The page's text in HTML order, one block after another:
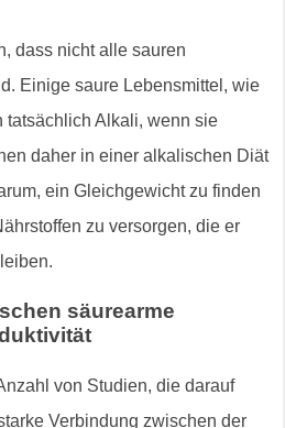
dass nicht alle sauren
Einige saure Lebensmittel, wie
tatsächlich Alkali, wenn sie
daher in einer alkalischen Diät
ein Gleichgewicht zu finden
zu versorgen, die er
säurearme
von Studien, die darauf
Verbindung zwischen der